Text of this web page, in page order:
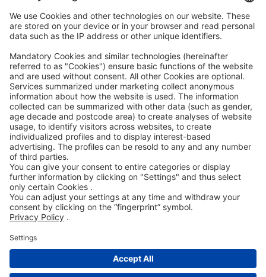
Code of Conduct
Accessibility Statement
ROWE SOCIAL
ONAYLAYAN:
DESTEKLIYORUZ